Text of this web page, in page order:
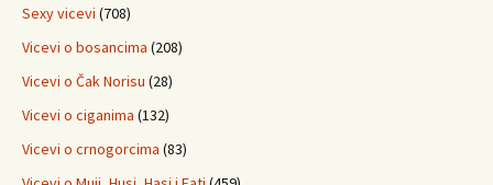
Sexy vicevi (708)
Vicevi o bosancima (208)
Vicevi o Čak Norisu (28)
Vicevi o ciganima (132)
Vicevi o crnogorcima (83)